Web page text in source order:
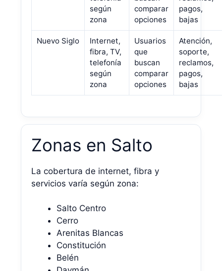
según
zona
comparar
opciones
pagos,
bajas
Nuevo Siglo
Internet,
fibra, TV,
telefonía
según
zona
Usuarios
que
buscan
comparar
opciones
Atención,
soporte,
reclamos,
pagos,
bajas
Zonas en Salto
La cobertura de internet, fibra y
servicios varía según zona:
Salto Centro
Cerro
Arenitas Blancas
Constitución
Belén